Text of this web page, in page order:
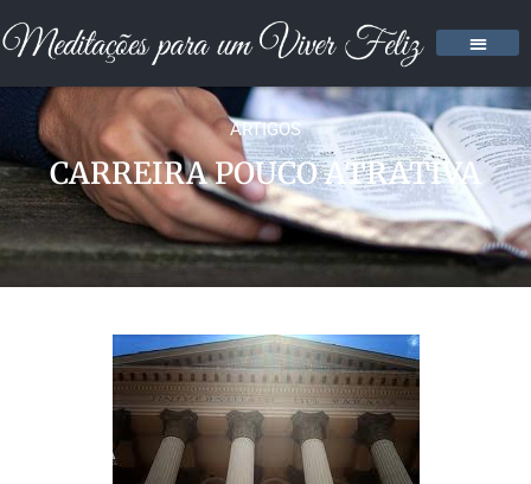
ARTIGOS
CARREIRA POUCO ATRATIVA